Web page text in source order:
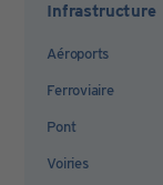
Infrastructure
Aéroports
Ferroviaire
Pont
Voiries